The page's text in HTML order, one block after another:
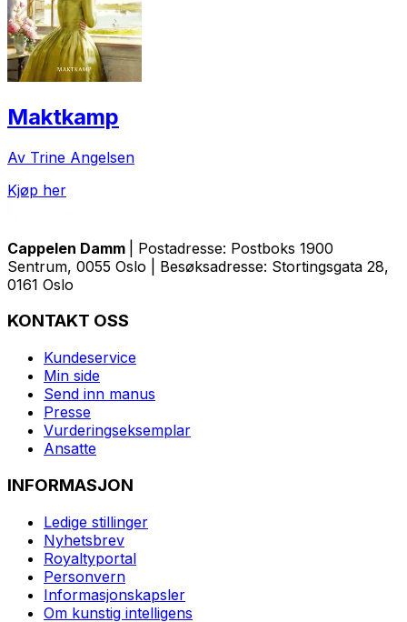
Maktkamp
Av Trine Angelsen
Kjøp her
Cappelen Damm
| Postadresse: Postboks 1900
Sentrum, 0055 Oslo | Besøksadresse: Stortingsgata 28,
0161 Oslo
KONTAKT OSS
Kundeservice
Min side
Send inn manus
Presse
Vurderingseksemplar
Ansatte
INFORMASJON
Ledige stillinger
Nyhetsbrev
Royaltyportal
Personvern
Informasjonskapsler
Om kunstig intelligens